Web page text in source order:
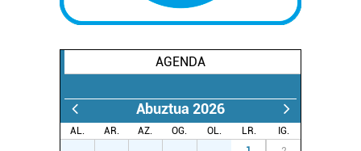
AGENDA
Abuztua 2026
AL. AR. AZ. OG. OL. LR.
IG.